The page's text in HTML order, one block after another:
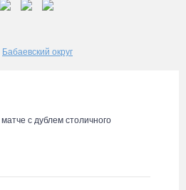
Бабаевский округ
с дублем столичного